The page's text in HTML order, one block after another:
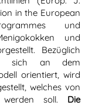
in the European
und
und
Bezüglich
sich an dem
orientiert, wird
welches von
werden soll. Die